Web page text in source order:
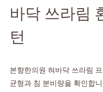
바닥 쓰라림
턴
본향한의원 혀바닥 쓰라림
균형과 침 분비량을 확인합